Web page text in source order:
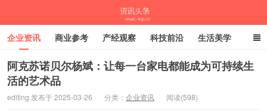
资讯头条
企业资讯 商业参考 产经观察 科技前沿 生活美学
时尚潮流 母婴亲子 专栏
阿克苏诺贝尔杨斌：让每一台家电都能成为可持续生
活的艺术品
editing 发布于 2025-03-26 分类： 企业资讯 阅读(598)